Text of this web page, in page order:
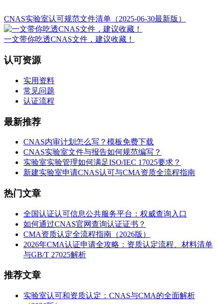
CNAS实验室认可规范文件清单（2025-06-30最新版）
一文带你吃透CNAS文件，建议收藏！
认可资源
实用资料
常见问题
认证流程
最新推荐
CNAS内审计划怎么写？模板免费下载
CNAS实验室文件与报告如何规范编写？
实验室实验管理如何满足ISO/IEC 17025要求？
新建实验室申请CNAS认可与CMA资质全流程指南
热门文章
全国认证认可信息公共服务平台：权威查询入口
如何通过CNAS官网查询认证证书？
CMA资质认定全流程指南（2026版）
2026年CMA认证申请全攻略：资质认定流程、材料清单
与GB/T 27025解析
推荐文章
实验室认可和资质认定：CNAS与CMA的全面解析